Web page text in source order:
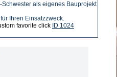
als eigenes Bauprojekt
Ihren Einsatzzweck.
favorite click ID 1024